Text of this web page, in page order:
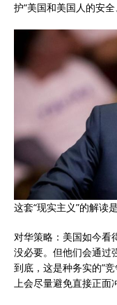
护“美国和美国人的安全
这套“现实主义”的解读
对华策略：美国如今看
没必要。但他们会通过
到底，这是种务实的”
上会尽量避免直接正面